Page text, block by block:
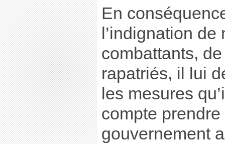
En
l’indignation
combattants,
rapatriés, il lui
les mesures
compte
gouvernement